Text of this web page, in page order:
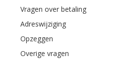
Vragen over betaling
Adreswijziging
Opzeggen
Overige vragen